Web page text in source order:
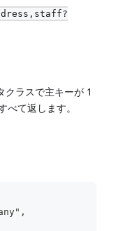
ラスで主キーが 1
て返します。